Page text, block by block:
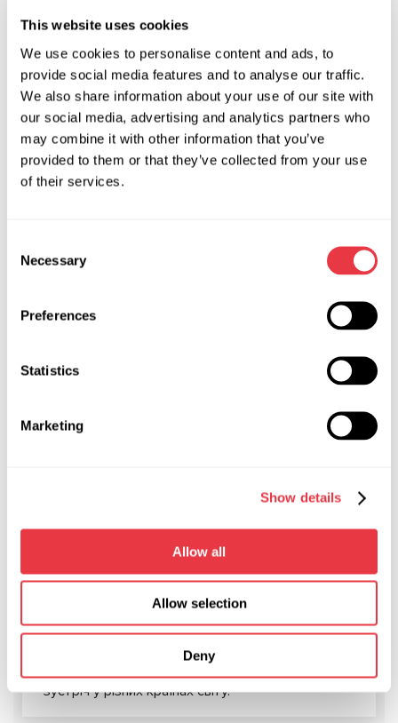
This website uses cookies
We use cookies to personalise content and ads, to
provide social media features and to analyse our traffic.
We also share information about your use of our site with
our social media, advertising and analytics partners who
may combine it with other information that you’ve
provided to them or that they’ve collected from your use
of their services.
Selection
Necessary
Preferences
Statistics
Marketing
Show details
Allow all
Allow selection
Deny
години. На заняттях розповімо про особливості стартерів
та генераторів, агрегатів ЕПК та ЕГПК. Покажемо, як,
використовуючи обладнання та інструменти MSG
Equipment, діагностувати та ремонтувати ці агрегати.
Після кожного заняття викладачі дадуть відповіді на ваші
питання в прямому ефірі до повного розв'язання Ваших
питань.
отримати відповіді на питання, пов'язані з темами курсів
та з обладнанням нашого виробництва.
АКТУАЛЬНІ НОВИНИ
НОВИНИ
MSG Equipment на міжнародних
виставках у 2026 році
У 2026 році MSG Equipment буде представлено
на провідних світових виставках автомобільного
сервісу та діагностики. Запрошуємо на особисту
зустріч у різних країнах світу.